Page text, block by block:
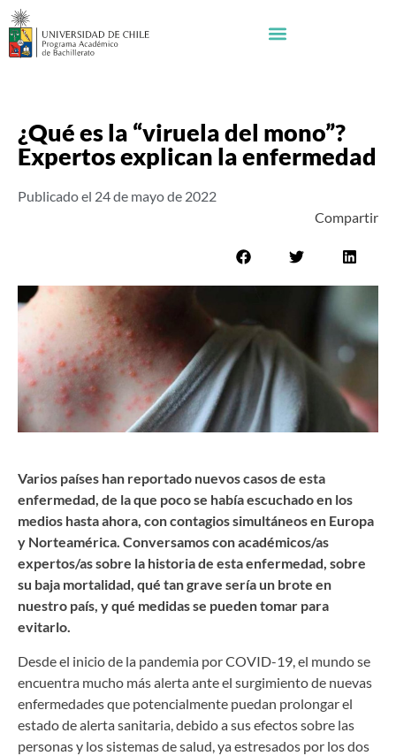
¿Qué es la “viruela del mono”?
Expertos explican la enfermedad
Publicado el 24 de mayo de 2022
Compartir
Varios países han reportado nuevos casos de esta
enfermedad, de la que poco se había escuchado en los
medios hasta ahora, con contagios simultáneos en Europa
y Norteamérica. Conversamos con académicos/as
expertos/as sobre la historia de esta enfermedad, sobre
su baja mortalidad, qué tan grave sería un brote en
nuestro país, y qué medidas se pueden tomar para
evitarlo.
Desde el inicio de la pandemia por COVID-19, el mundo se
encuentra mucho más alerta ante el surgimiento de nuevas
enfermedades que potencialmente puedan prolongar el
estado de alerta sanitaria, debido a sus efectos sobre las
personas y los sistemas de salud, ya estresados por los dos